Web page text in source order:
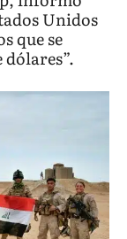
Unidos
que se